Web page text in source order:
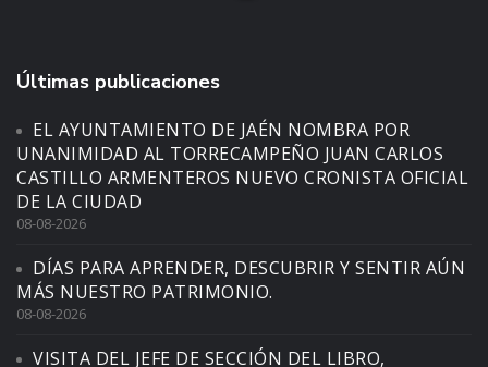
Últimas publicaciones
EL AYUNTAMIENTO DE JAÉN NOMBRA POR
UNANIMIDAD AL TORRECAMPEÑO JUAN CARLOS
CASTILLO ARMENTEROS NUEVO CRONISTA OFICIAL
DE LA CIUDAD
08-08-2026
DÍAS PARA APRENDER, DESCUBRIR Y SENTIR AÚN
MÁS NUESTRO PATRIMONIO.
08-08-2026
VISITA DEL JEFE DE SECCIÓN DEL LIBRO,